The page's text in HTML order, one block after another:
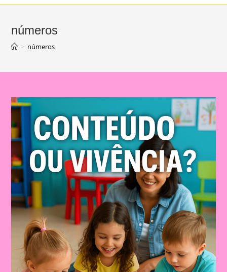
números
> números